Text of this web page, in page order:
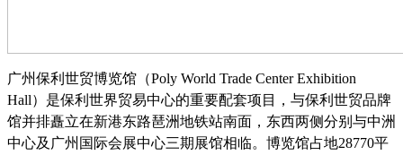
广州保利世贸博览馆（Poly World Trade Center Exhibition
Hall）是保利世界贸易中心的重要配套项目，与保利世贸品牌
馆并排矗立在新港东路琶洲地铁站南面，东西两侧分别与中洲
中心及广州国际会展中心三期展馆相临。博览馆占地28770平